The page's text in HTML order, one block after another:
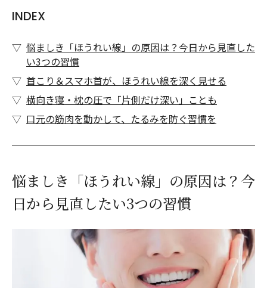
INDEX
悩ましき「ほうれい線」の原因は？今日から見直した
い3つの習慣
首こり＆スマホ首が、ほうれい線を深く見せる
横向き寝・枕の圧で「片側だけ深い」ことも
口元の筋肉を動かして、たるみを防ぐ習慣を
悩ましき「ほうれい線」の原因は？今
日から見直したい3つの習慣